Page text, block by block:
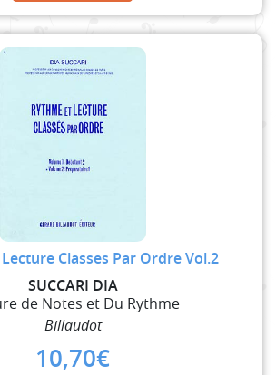
Classes Par Ordre Vol.2
SUCCARI DIA
de Notes et Du Rythme
Billaudot
10,70€